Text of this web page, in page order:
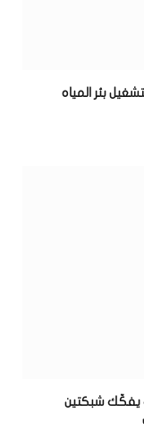
بئر المياه
يفكّك شبكتين